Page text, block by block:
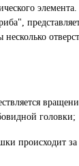
элемента.
головки;
происходит за